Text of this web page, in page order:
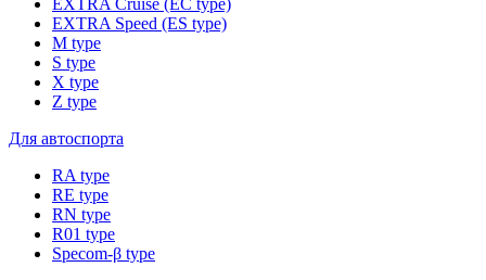
EXTRA Cruise (EC type)
EXTRA Speed (ES type)
M type
S type
X type
Z type
Для автоспорта
RA type
RE type
RN type
R01 type
Specom-β type